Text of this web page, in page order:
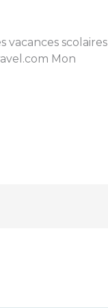
vacances scolaires
Mon